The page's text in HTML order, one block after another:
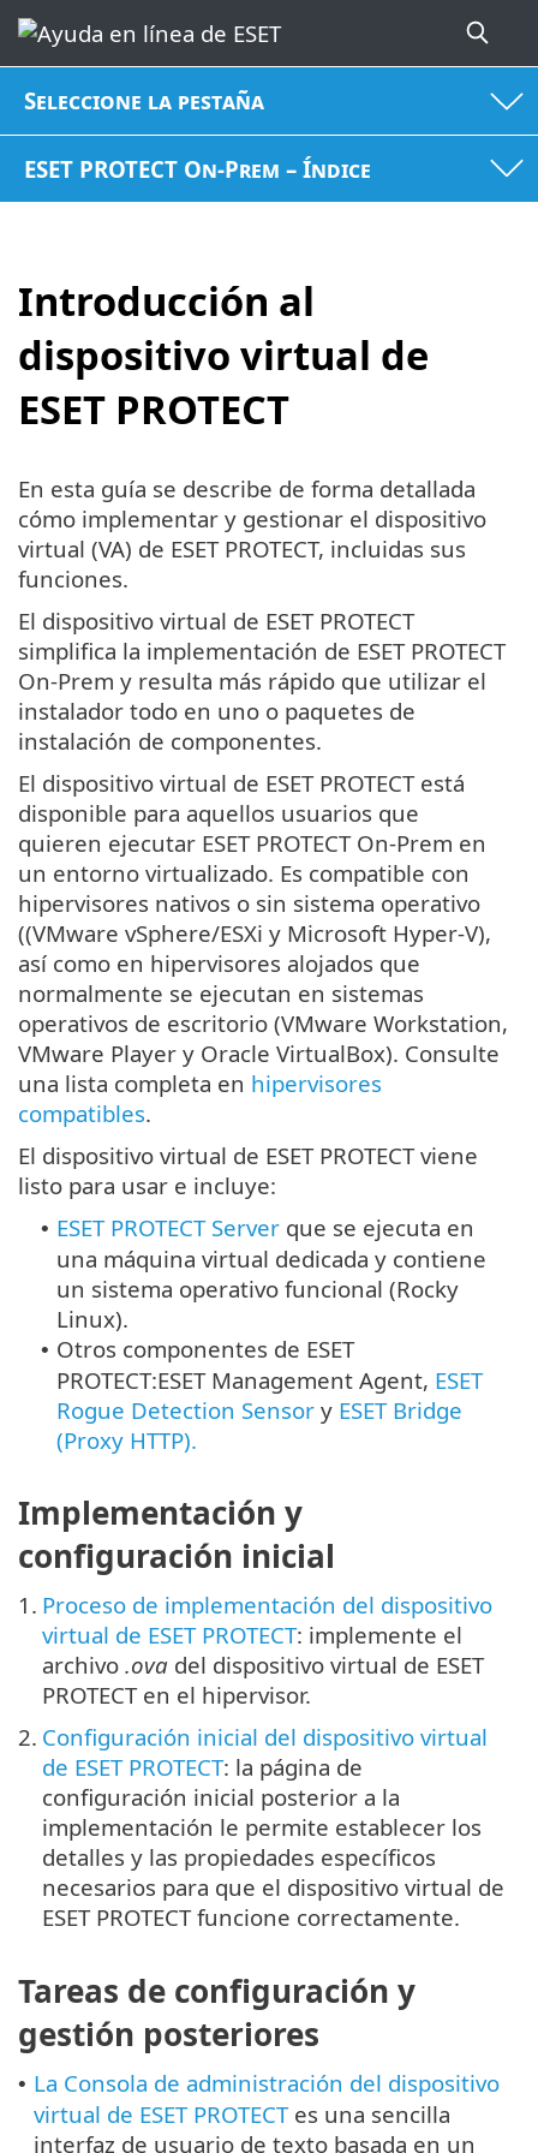
Seleccione la pestaña
ESET PROTECT On-Prem – Índice
Introducción al
dispositivo virtual de
ESET PROTECT
En esta guía se describe de forma detallada
cómo implementar y gestionar el dispositivo
virtual (VA) de ESET PROTECT, incluidas sus
funciones.
El dispositivo virtual de ESET PROTECT
simplifica la implementación de ESET PROTECT
On-Prem y resulta más rápido que utilizar el
instalador todo en uno o paquetes de
instalación de componentes.
El dispositivo virtual de ESET PROTECT está
disponible para aquellos usuarios que
quieren ejecutar ESET PROTECT On-Prem en
un entorno virtualizado. Es compatible con
hipervisores nativos o sin sistema operativo
((VMware vSphere/ESXi y Microsoft Hyper-V),
así como en hipervisores alojados que
normalmente se ejecutan en sistemas
operativos de escritorio (VMware Workstation,
VMware Player y Oracle VirtualBox). Consulte
una lista completa en hipervisores
compatibles.
El dispositivo virtual de ESET PROTECT viene
listo para usar e incluye:
• ESET PROTECT Server que se ejecuta en
una máquina virtual dedicada y contiene
un sistema operativo funcional (Rocky
Linux).
• Otros componentes de ESET
PROTECT:ESET Management Agent, ESET
Rogue Detection Sensor y ESET Bridge
(Proxy HTTP).
Implementación y
configuración inicial
1. Proceso de implementación del dispositivo
virtual de ESET PROTECT: implemente el
archivo .ova del dispositivo virtual de ESET
PROTECT en el hipervisor.
2. Configuración inicial del dispositivo virtual
de ESET PROTECT: la página de
configuración inicial posterior a la
implementación le permite establecer los
detalles y las propiedades específicos
necesarios para que el dispositivo virtual de
ESET PROTECT funcione correctamente.
Tareas de configuración y
gestión posteriores
• La Consola de administración del dispositivo
virtual de ESET PROTECTes una sencilla
interfaz de usuario de texto basada en un